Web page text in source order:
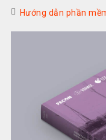
Hướng dẫn phần